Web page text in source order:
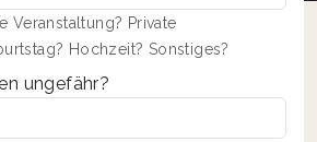
Veranstaltung? Private
Hochzeit? Sonstiges?
ungefähr?